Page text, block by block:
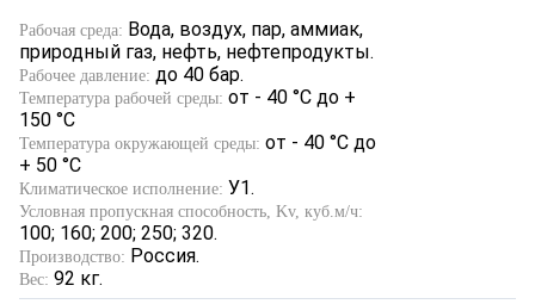
Рабочая среда: Вода, воздух, пар, аммиак,
природный газ, нефть, нефтепродукты.
Рабочее давление: до 40 бар.
Температура рабочей среды: от - 40 °С до +
150 °С
Температура окружающей среды: от - 40 °С до
+ 50 °С
Климатическое исполнение: У1.
Условная пропускная способность, Kv, куб.м/ч:
100; 160; 200; 250; 320.
Производство: Россия.
Вес: 92 кг.